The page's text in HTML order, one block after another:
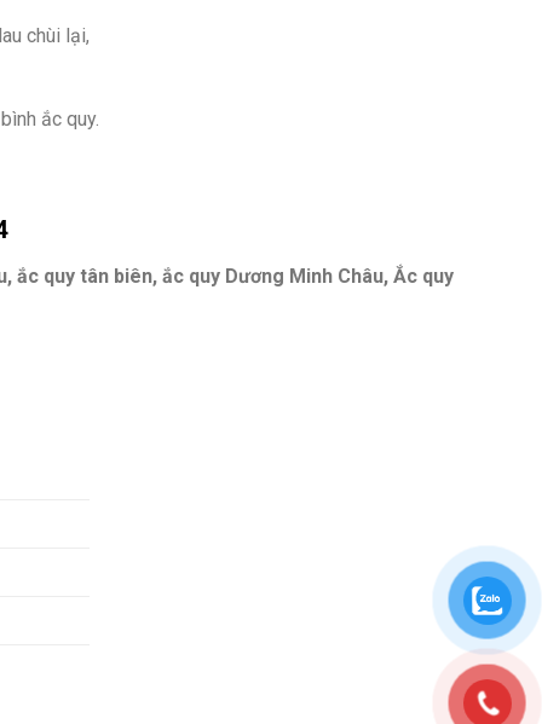
chùi lại,
ắc quy.
ắc quy tân biên, ắc quy Dương Minh Châu, Ắc quy